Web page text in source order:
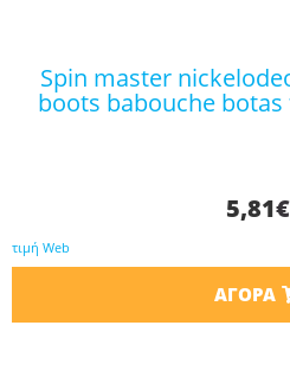
spin master nickelodeon: dora friends –
boots babouche botas
5,81€
τιμή Web
ΑΓΟΡΆ